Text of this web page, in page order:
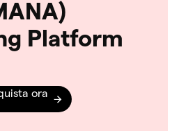
Platform
ora